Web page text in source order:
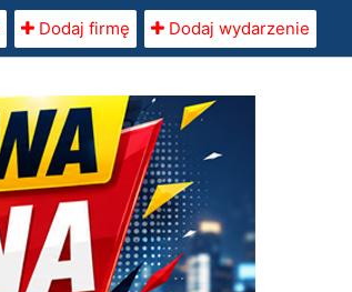
Dodaj firmę Dodaj wydarzenie